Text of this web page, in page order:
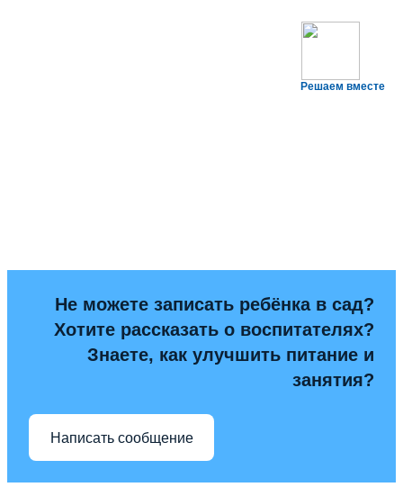
Решаем вместе
Не можете записать ребёнка в сад?
Хотите рассказать о воспитателях?
Знаете, как улучшить питание и
занятия?
Написать сообщение